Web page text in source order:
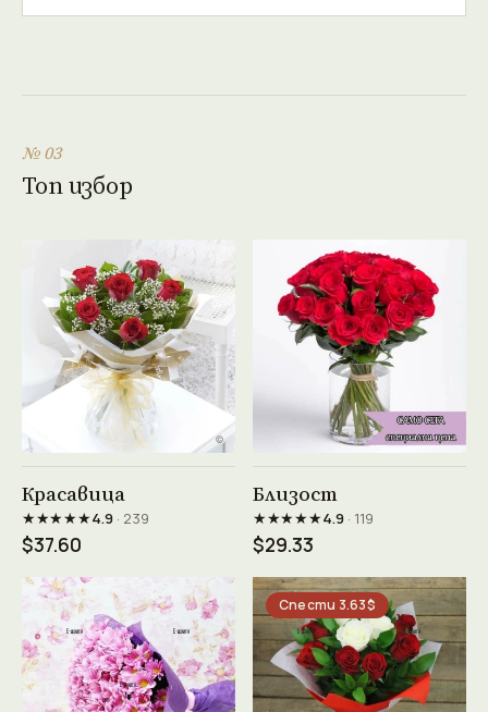
№ 03
Топ избор
Красавица
★★★★★4.9· 239
$37.60
Близост
★★★★★4.9· 119
$29.33
Спести 3.63$